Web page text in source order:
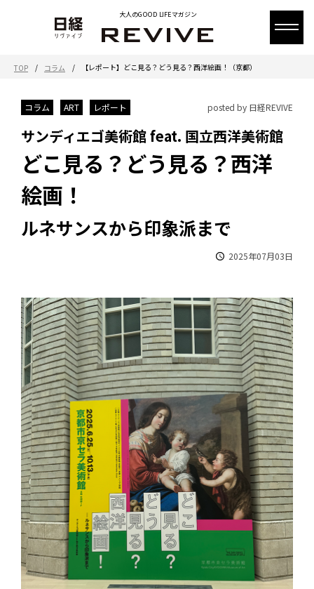
大人のGOOD LIFEマガジン
TOP / コラム / 【レポート】どこ見る？どう見る？西洋絵画！（京都）
コラム ART レポート posted by 日経REVIVE
サンディエゴ美術館 feat. 国立西洋美術館
どこ見る？どう見る？西洋
絵画！
ルネサンスから印象派まで
2025年07月03日